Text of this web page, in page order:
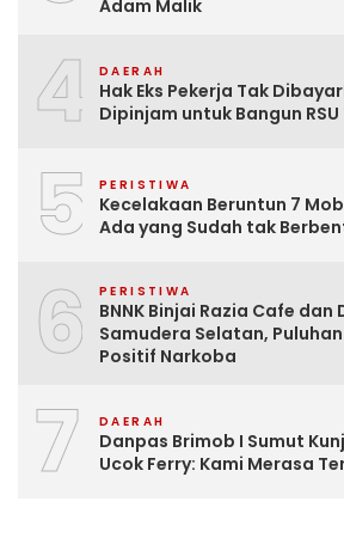
Adam Malik
4 DAERAH
Hak Eks Pekerja Tak
Dipinjam untuk Bangun
5 PERISTIWA
Kecelakaan Beruntun 7
Ada yang Sudah tak
6 PERISTIWA
BNNK Binjai Razia Cafe dan
Samudera Selatan,
Positif Narkoba
7 DAERAH
Danpas Brimob I Sumut
Ucok Ferry: Kami Merasa